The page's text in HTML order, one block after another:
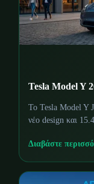
Tesla Model Y
Το Tesla Model Y
νέο design και 15.4
Διαβάστε